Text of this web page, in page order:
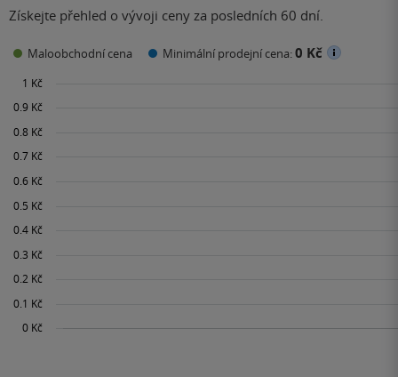
Získejte přehled o vývoji ceny za posledních 60 dní.
Maloobchodní cena Minimální prodejní cena:0 Kč